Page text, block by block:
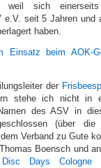
sich einerseits
e.V. seit 5 Jahren und
haben.
der
stehe ich nicht in
des ASV in
(über
Verband zu Gute
Boensch und
Disc Days Cologne